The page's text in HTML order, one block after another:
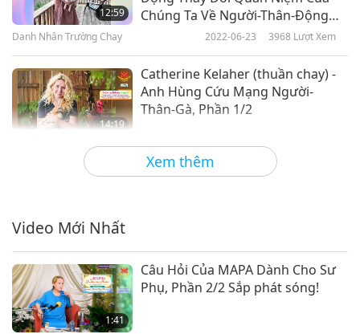
Xem thêm
12:59
Chúng Ta Về Người-Thân-Động
Danh Nhân Trường Chay 2022-06-23 3968 Lượt Xem
14:19
Catherine Kelaher (thuần chay) -
Anh Hùng Cứu Mạng Người-
Thân-Gà, Phần 1/2
Danh Nhân Trường Chay 2022-05-31 3867
12:10
Omowale Adewale (thuần chay):
Video Mới Nhất
1:41
Câu Hỏi Của MAPA Dành Cho Sư
Phụ, Phần 2/2 Sắp phát sóng!